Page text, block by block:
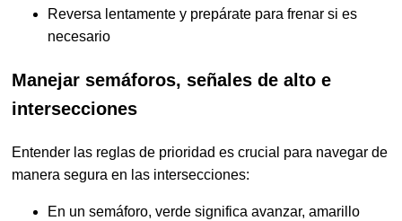
Reversa lentamente y prepárate para frenar si es
necesario
Manejar semáforos, señales de alto e
intersecciones
Entender las reglas de prioridad es crucial para navegar de
manera segura en las intersecciones:
En un semáforo, verde significa avanzar, amarillo